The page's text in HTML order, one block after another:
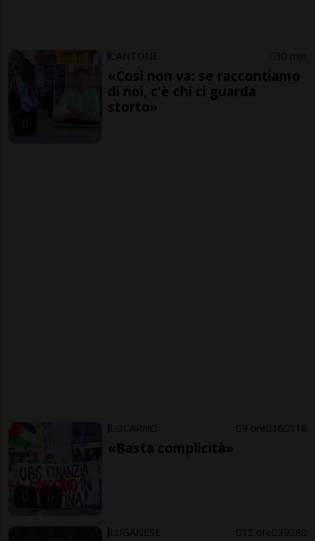
CANTONE 30 min
«Così non va: se raccontiamo
di noi, c'è chi ci guarda
storto»
LOCARNO 9 ore 16 118
«Basta complicità»
LUGANESE 12 ore 39 80